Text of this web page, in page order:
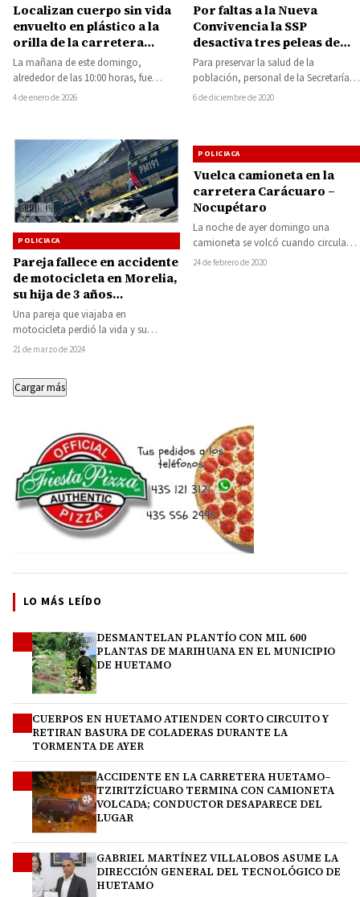
Localizan cuerpo sin vida
envuelto en plástico a la
orilla de la carretera
Tepalcatepec–Buenavista
Tomatlán
La mañana de este domingo,
alrededor de las 10:00 horas, fue
localizado el cuerpo sin vida de un…
4 de enero de 2026
Por faltas a la Nueva
Convivencia la SSP
desactiva tres peleas de
gallos
Para preservar la salud de la
población, personal de la Secretaría
de Seguridad Pública (SSP), realizó la
6 de diciembre de 2020
POLICIACA
Pareja fallece en accidente
de motocicleta en Morelia,
su hija de 3 años
gravemente herida
Una pareja que viajaba en
motocicleta perdió la vida y su
pequeña hija resultó gravemente
21 de marzo de 2024
POLICIACA
Vuelca camioneta en la
carretera Carácuaro –
Nocupétaro
La noche de ayer domingo una
camioneta se volcó cuando circulaba
por la carretera estatal Tiripetío –
24 de febrero de 2020
Cargar más
LO MÁS LEÍDO
DESMANTELAN PLANTÍO CON MIL 600
PLANTAS DE MARIHUANA EN EL MUNICIPIO
DE HUETAMO
CUERPOS EN HUETAMO ATIENDEN CORTO CIRCUITO Y
RETIRAN BASURA DE COLADERAS DURANTE LA
TORMENTA DE AYER
ACCIDENTE EN LA CARRETERA HUETAMO–
TZIRITZÍCUARO TERMINA CON CAMIONETA
VOLCADA; CONDUCTOR DESAPARECE DEL
LUGAR
GABRIEL MARTÍNEZ VILLALOBOS ASUME LA
DIRECCIÓN GENERAL DEL TECNOLÓGICO DE
HUETAMO